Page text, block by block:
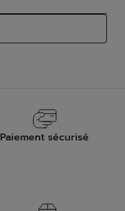
Paiement sécurisé